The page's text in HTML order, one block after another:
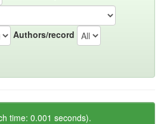
Authors/record
time: 0.001 seconds).